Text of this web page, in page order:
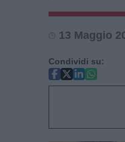
13 Maggio
Condividi su: